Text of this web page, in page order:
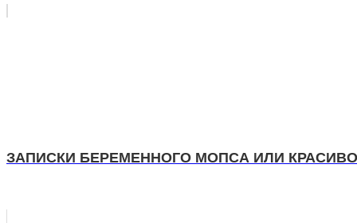
ЗАПИСКИ БЕРЕМЕННОГО МОПСА ИЛИ